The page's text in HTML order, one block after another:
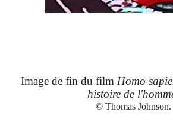
Image de fin du film Homo
histoire de
© Thomas Johnson.